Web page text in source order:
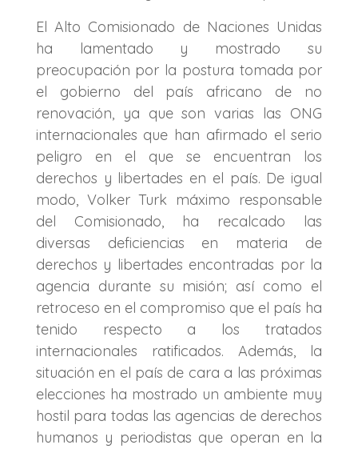
El Alto Comisionado de Naciones Unidas
ha lamentado y mostrado su
preocupación por la postura tomada por
el gobierno del país africano de no
renovación, ya que son varias las ONG
internacionales que han afirmado el serio
peligro en el que se encuentran los
derechos y libertades en el país. De igual
modo, Volker Turk máximo responsable
del Comisionado, ha recalcado las
diversas deficiencias en materia de
derechos y libertades encontradas por la
agencia durante su misión; así como el
retroceso en el compromiso que el país ha
tenido respecto a los tratados
internacionales ratificados. Además, la
situación en el país de cara a las próximas
elecciones ha mostrado un ambiente muy
hostil para todas las agencias de derechos
humanos y periodistas que operan en la